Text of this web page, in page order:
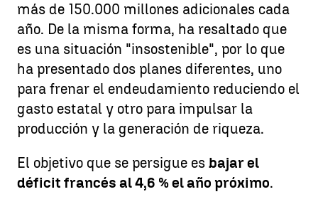
más de 150.000 millones adicionales cada
año. De la misma forma, ha resaltado que
es una situación "insostenible", por lo que
ha presentado dos planes diferentes, uno
para frenar el endeudamiento reduciendo el
gasto estatal y otro para impulsar la
producción y la generación de riqueza.
El objetivo que se persigue es bajar el
déficit francés al 4,6 % el año próximo.